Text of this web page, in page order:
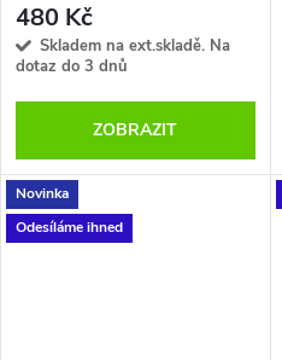
480 Kč
Skladem na ext.skladě. Na
dotaz do 3 dnů
ZOBRAZIT
Novinka
Odesíláme ihned